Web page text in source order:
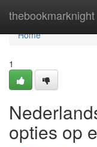
thebookmarknight
Home
Home
1
opties op